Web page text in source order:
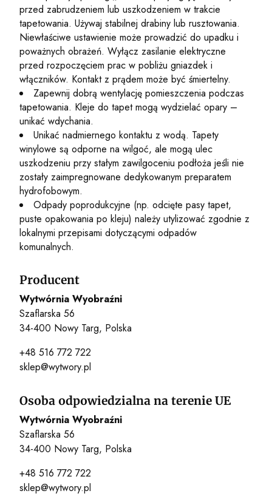
przed zabrudzeniem lub uszkodzeniem w trakcie
tapetowania. Używaj stabilnej drabiny lub rusztowania.
Niewłaściwe ustawienie może prowadzić do upadku i
poważnych obrażeń. Wyłącz zasilanie elektryczne
przed rozpoczęciem prac w pobliżu gniazdek i
włączników. Kontakt z prądem może być śmiertelny.
Zapewnij dobrą wentylację pomieszczenia podczas
tapetowania. Kleje do tapet mogą wydzielać opary –
unikać wdychania.
Unikać nadmiernego kontaktu z wodą. Tapety
winylowe są odporne na wilgoć, ale mogą ulec
uszkodzeniu przy stałym zawilgoceniu podłoża jeśli nie
zostały zaimpregnowane dedykowanym preparatem
hydrofobowym.
Odpady poprodukcyjne (np. odcięte pasy tapet,
puste opakowania po kleju) należy utylizować zgodnie z
lokalnymi przepisami dotyczącymi odpadów
komunalnych.
Producent
Wytwórnia Wyobraźni
Szaflarska 56
34-400 Nowy Targ, Polska
+48 516 772 722
sklep@wytwory.pl
Osoba odpowiedzialna na terenie UE
Wytwórnia Wyobraźni
Szaflarska 56
34-400 Nowy Targ, Polska
+48 516 772 722
sklep@wytwory.pl